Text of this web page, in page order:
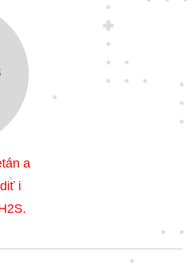
a
i